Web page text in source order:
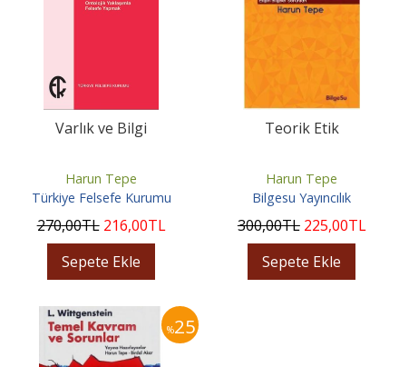
Varlık ve Bilgi
Harun Tepe
Türkiye Felsefe Kurumu
270,00TL 216,00TL
Sepete Ekle
Teorik Etik
Harun Tepe
Bilgesu Yayıncılık
300,00TL 225,00TL
Sepete Ekle
%25